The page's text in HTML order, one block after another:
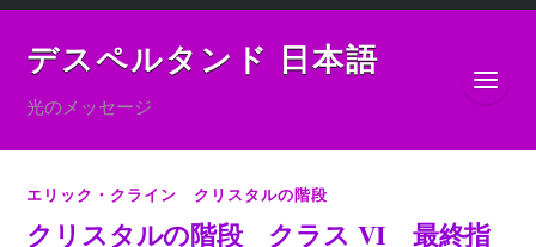
デスペルタンド 日本語
光のメッセージ
エリック・クライン クリスタルの階段
クリスタルの階段 クラス VI 最終指